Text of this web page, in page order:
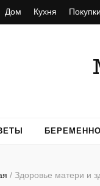
Дом Кухня Покупки
/ Здоровье матери и